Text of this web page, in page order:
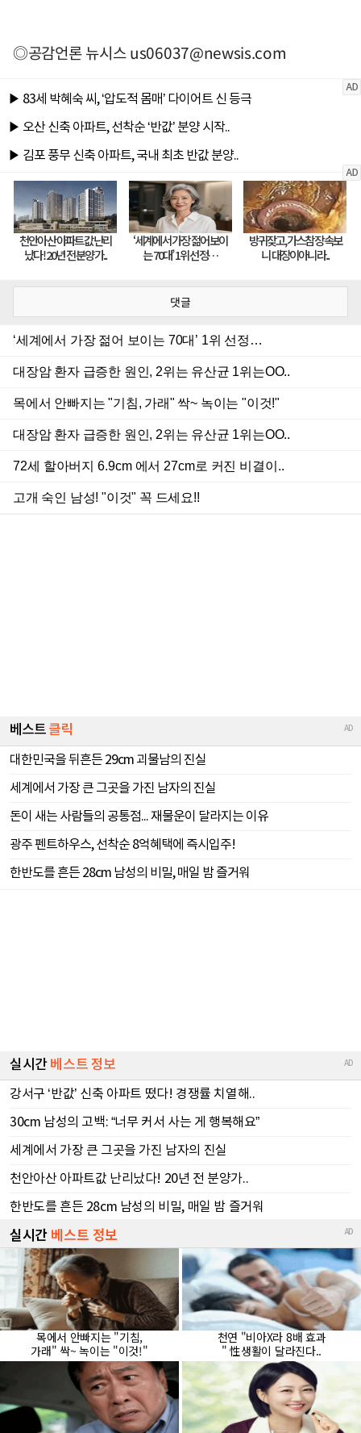
◎공감언론 뉴시스us06037@newsis.com
댓글